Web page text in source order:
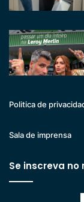
Politica de
Sala de imprensa
Se inscreva no